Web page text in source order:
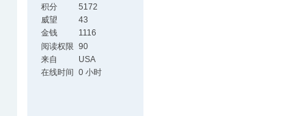
积分
5172
威望
43
金钱
1116
阅读权限 90
来自
USA
在线时间
0 小时